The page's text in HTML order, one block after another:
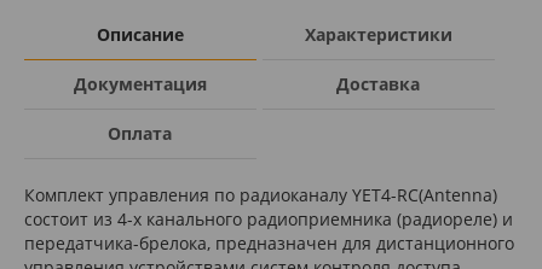
Описание Характеристики
Документация Доставка
Оплата
Комплект управления по радиоканалу YET4-RC(Antenna)
состоит из 4-х канального радиоприемника (радиореле) и
передатчика-брелока, предназначен для дистанционного